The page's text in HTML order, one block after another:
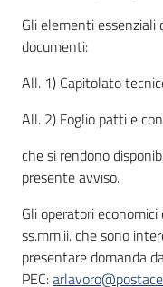
Gli elementi
documenti:
All. 1) Capitolato
All. 2) Foglio patti e
che si rendono
presente avviso.
Gli operatori
ss.mm.ii. che sono
presentare domanda
PEC: